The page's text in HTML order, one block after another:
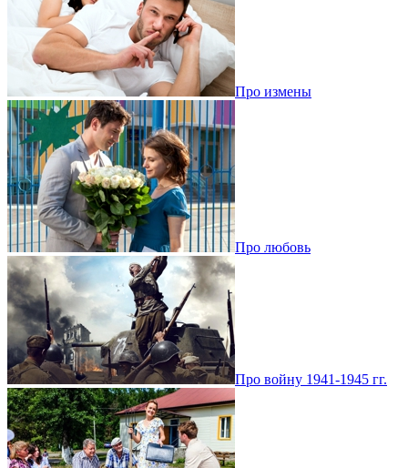
Про измены
Про любовь
Про войну 1941-1945 гг.